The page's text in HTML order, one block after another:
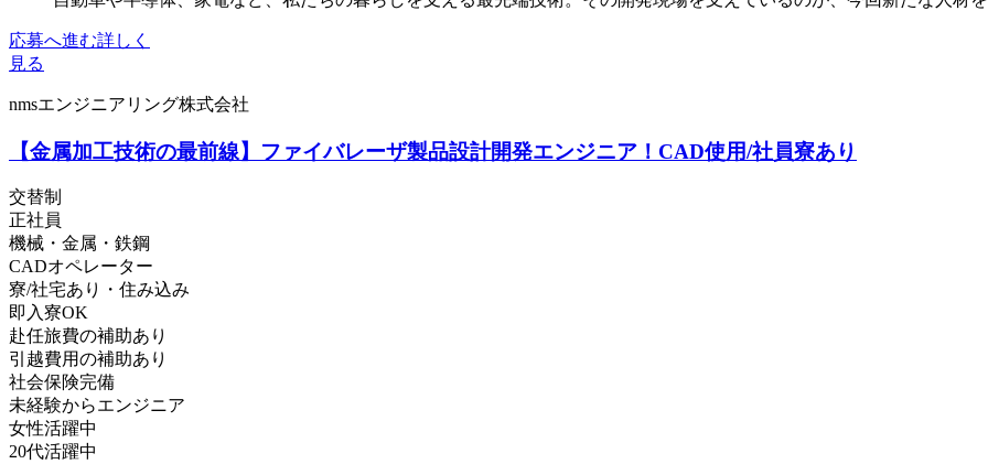
応募へ進む詳しく
見る
nmsエンジニアリング株式会社
【金属加工技術の最前線】ファイバレーザ製品設計開発エンジニア！CAD使用/社員寮あり
交替制
正社員
機械・金属・鉄鋼
CADオペレーター
寮/社宅あり・住み込み
即入寮OK
赴任旅費の補助あり
引越費用の補助あり
社会保険完備
未経験からエンジニア
女性活躍中
20代活躍中